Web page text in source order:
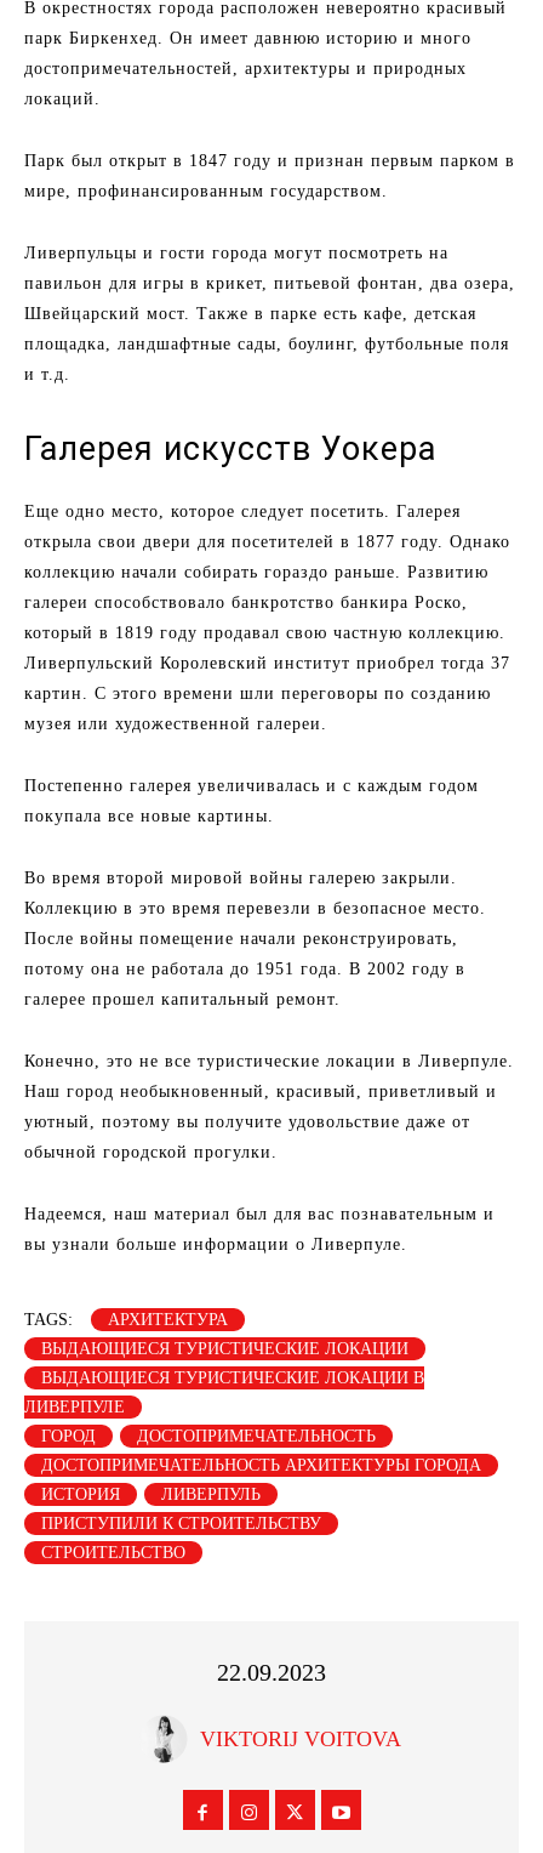
В окрестностях города расположен невероятно красивый
парк Биркенхед. Он имеет давнюю историю и много
достопримечательностей, архитектуры и природных
локаций.
Парк был открыт в 1847 году и признан первым парком в
мире, профинансированным государством.
Ливерпульцы и гости города могут посмотреть на
павильон для игры в крикет, питьевой фонтан, два озера,
Швейцарский мост. Также в парке есть кафе, детская
площадка, ландшафтные сады, боулинг, футбольные поля
и т.д.
Галерея искусств Уокера
Еще одно место, которое следует посетить. Галерея
открыла свои двери для посетителей в 1877 году. Однако
коллекцию начали собирать гораздо раньше. Развитию
галереи способствовало банкротство банкира Роско,
который в 1819 году продавал свою частную коллекцию.
Ливерпульский Королевский институт приобрел тогда 37
картин. С этого времени шли переговоры по созданию
музея или художественной галереи.
Постепенно галерея увеличивалась и с каждым годом
покупала все новые картины.
Во время второй мировой войны галерею закрыли.
Коллекцию в это время перевезли в безопасное место.
После войны помещение начали реконструировать,
потому она не работала до 1951 года. В 2002 году в
галерее прошел капитальный ремонт.
Конечно, это не все туристические локации в Ливерпуле.
Наш город необыкновенный, красивый, приветливый и
уютный, поэтому вы получите удовольствие даже от
обычной городской прогулки.
Надеемся, наш материал был для вас познавательным и
вы узнали больше информации о Ливерпуле.
TAGS:
АРХИТЕКТУРА
ВЫДАЮЩИЕСЯ ТУРИСТИЧЕСКИЕ ЛОКАЦИИ
ВЫДАЮЩИЕСЯ ТУРИСТИЧЕСКИЕ ЛОКАЦИИ В
ЛИВЕРПУЛЕ
ГОРОД
ДОСТОПРИМЕЧАТЕЛЬНОСТЬ
ДОСТОПРИМЕЧАТЕЛЬНОСТЬ АРХИТЕКТУРЫ ГОРОДА
ИСТОРИЯ
ЛИВЕРПУЛЬ
ПРИСТУПИЛИ К СТРОИТЕЛЬСТВУ
СТРОИТЕЛЬСТВО
22.09.2023
VIKTORIJ VOITOVA